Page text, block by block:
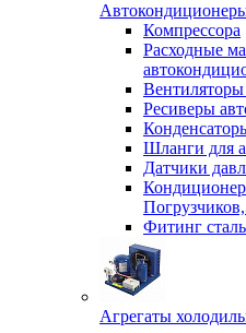
Компрессора
Расходные
Ресиверы
Шланги для
Датчики
Фитинг
Агрегаты